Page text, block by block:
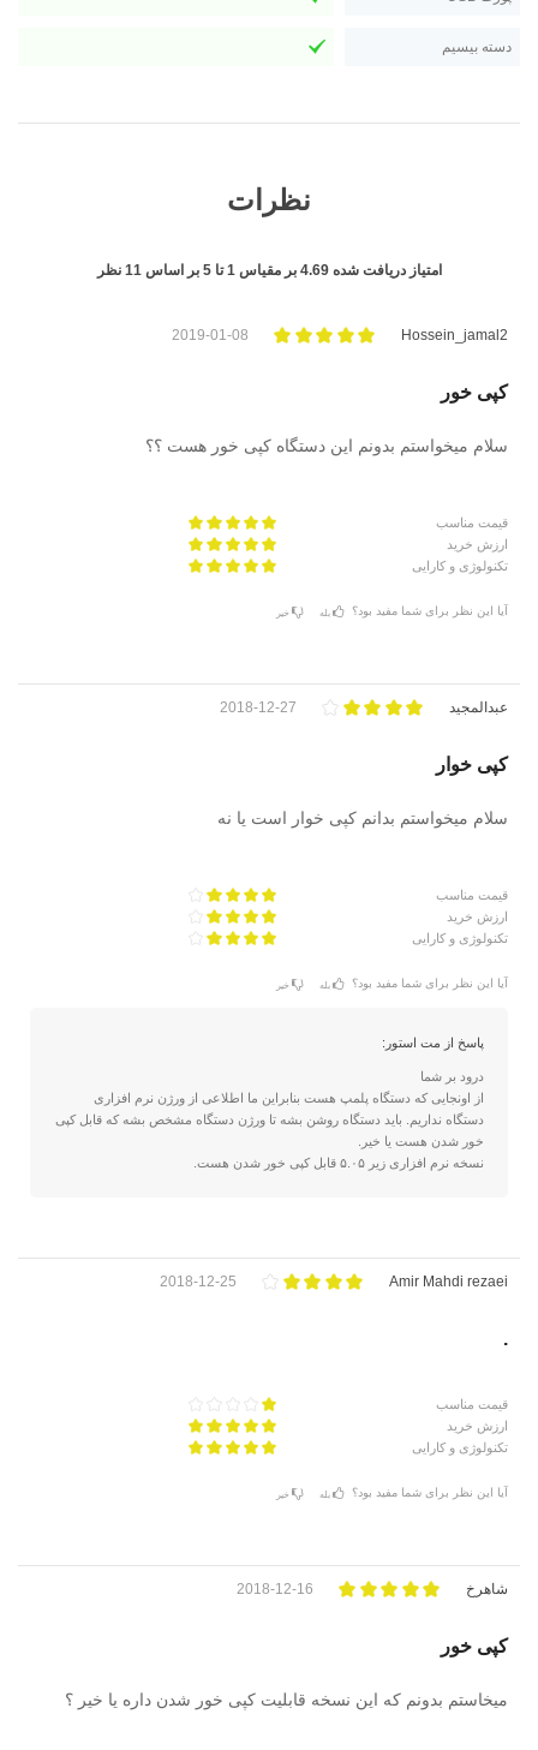
دسته بیسیم
نظرات
امتیاز دریافت شده4.69 بر مقیاس1تا5 بر اساس11 نظر
Hossein_jamal2
2019-01-08
کپی خور
سلام میخواستم بدونم این دستگاه کپی خور هست ؟؟
قیمت مناسب
ارزش خرید
تکنولوژی و کارایی
آیا این نظر برای شما مفید بود؟ بله خیر
عبدالمجید 2018-12-27
کپی خوار
سلام میخواستم بدانم کپی خوار است یا نه
قیمت مناسب
ارزش خرید
تکنولوژی و کارایی
آیا این نظر برای شما مفید بود؟ بله خیر
پاسخ از مت استور:
درود بر شما
از اونجایی که دستگاه پلمپ هست بنابراین ما اطلاعی از ورژن نرم افزاری
دستگاه نداریم. باید دستگاه روشن بشه تا ورژن دستگاه مشخص بشه که قابل کپی
خور شدن هست یا خیر.
نسخه نرم افزاری زیر ۵.۰۵ قابل کپی خور شدن هست.
Amir Mahdi rezaei
2018-12-25
.
قیمت مناسب
ارزش خرید
تکنولوژی و کارایی
آیا این نظر برای شما مفید بود؟ بله خیر
شاهرخ 2018-12-16
کپی خور
میخاستم بدونم که این نسخه قابلیت کپی خور شدن داره یا خیر ؟